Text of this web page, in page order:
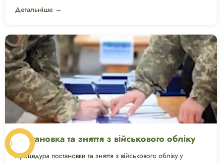
Детальніше →
Постановка та зняття з військового обліку
Процедура постановки та зняття з військового обліку у